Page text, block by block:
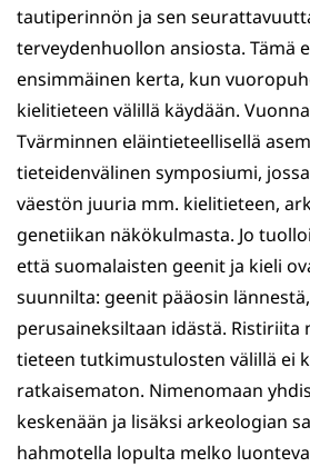
tautiperinnön ja sen
terveydenhuollon ansiosta. Tämä
ensimmäinen kerta, kun
kielitieteen välillä käydään.
Tvärminnen eläintieteellisellä
tieteidenvälinen symposiumi,
väestön juuria mm. kielitieteen,
genetiikan näkökulmasta. Jo
että suomalaisten geenit ja kieli
suunnilta: geenit pääosin
perusaineksiltaan idästä. Ristiriita
tieteen tutkimustulosten välillä ei
ratkaisematon. Nimenomaan
keskenään ja lisäksi arkeologian
hahmotella lopulta melko